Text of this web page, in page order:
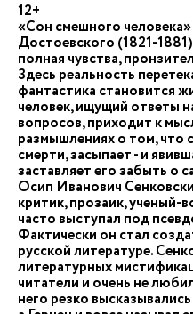
12+
«Сон смешного
Достоевского (1821-
полная чувства,
Здесь реальность
фантастика становится
человек, ищущий ответы
вопросов, приходит к
размышлениях о том, что
смерти, засыпает - и
заставляет его забыть о
Осип Иванович
критик, прозаик, ученый-
часто выступал под
Фактически он стал
русской литературе.
литературных
читатели и очень не
него резко